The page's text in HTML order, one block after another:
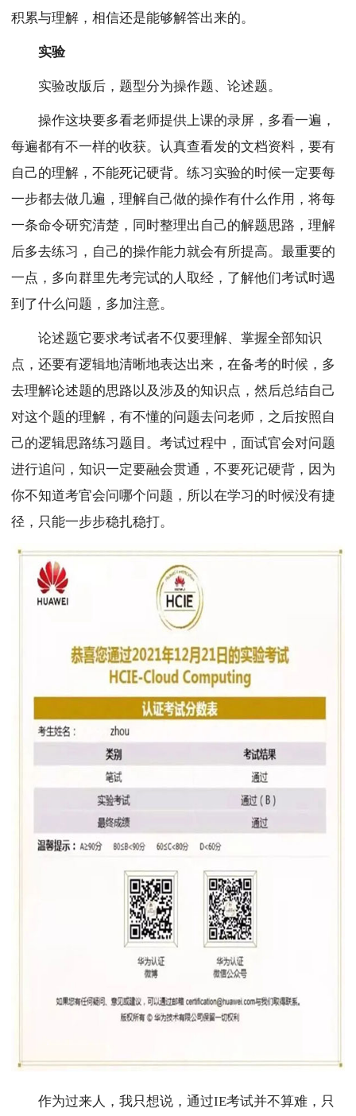
积累与理解，相信还是能够解答出来的。
实验
实验改版后，题型分为操作题、论述题。
操作这块要多看老师提供上课的录屏，多看一遍，
每遍都有不一样的收获。认真查看发的文档资料，要有
自己的理解，不能死记硬背。练习实验的时候一定要每
一步都去做几遍，理解自己做的操作有什么作用，将每
一条命令研究清楚，同时整理出自己的解题思路，理解
后多去练习，自己的操作能力就会有所提高。最重要的
一点，多向群里先考完试的人取经，了解他们考试时遇
到了什么问题，多加注意。
论述题它要求考试者不仅要理解、掌握全部知识
点，还要有逻辑地清晰地表达出来，在备考的时候，多
去理解论述题的思路以及涉及的知识点，然后总结自己
对这个题的理解，有不懂的问题去问老师，之后按照自
己的逻辑思路练习题目。考试过程中，面试官会对问题
进行追问，知识一定要融会贯通，不要死记硬背，因为
你不知道考官会问哪个问题，所以在学习的时候没有捷
径，只能一步步稳扎稳打。
作为过来人，我只想说，通过IE考试并不算难，只